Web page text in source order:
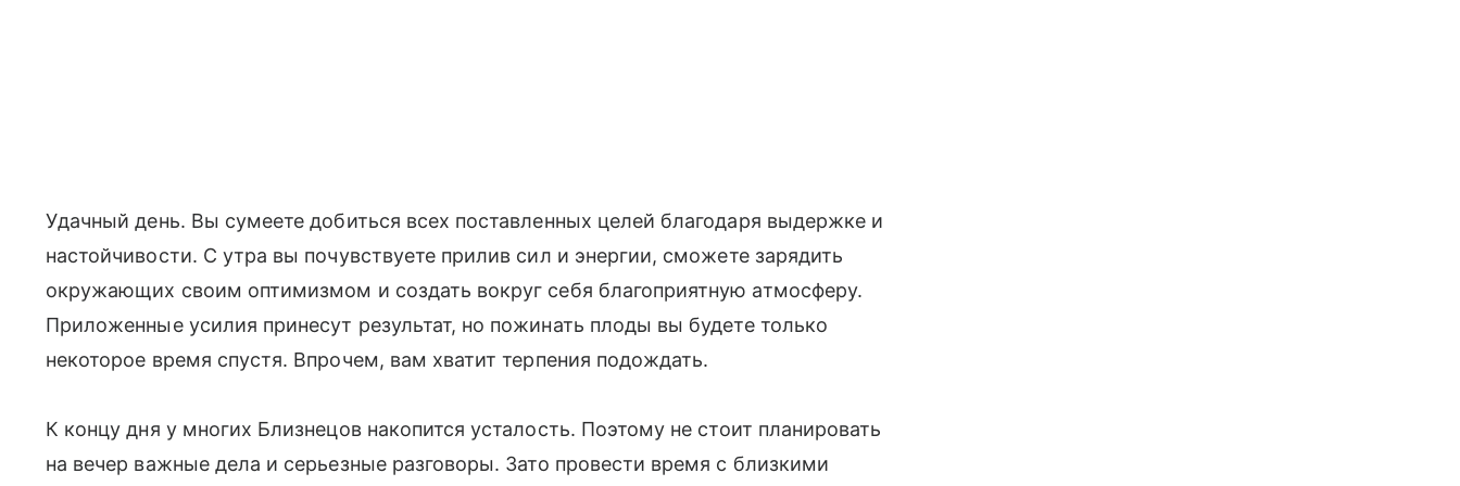
Удачный день. Вы сумеете добиться всех поставленных целей благодаря выдержке и
настойчивости. С утра вы почувствуете прилив сил и энергии, сможете зарядить
окружающих своим оптимизмом и создать вокруг себя благоприятную атмосферу.
Приложенные усилия принесут результат, но пожинать плоды вы будете только
некоторое время спустя. Впрочем, вам хватит терпения подождать.
К концу дня у многих Близнецов накопится усталость. Поэтому не стоит планировать
на вечер важные дела и серьезные разговоры. Зато провести время с близкими